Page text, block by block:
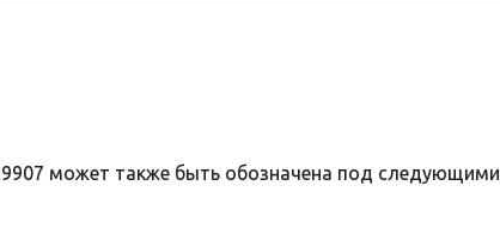
может также быть обозначена под следующими